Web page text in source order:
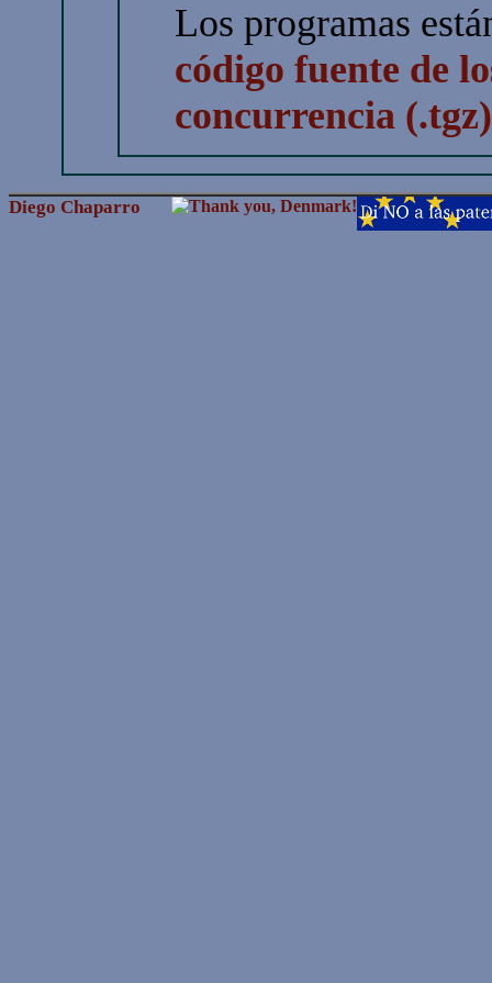
Los programas
código fuente de
concurrencia (.tgz)
Diego Chaparro